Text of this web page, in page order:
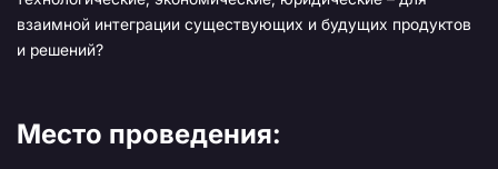
взаимной интеграции существующих и будущих продуктов
и решений?
Место проведения: